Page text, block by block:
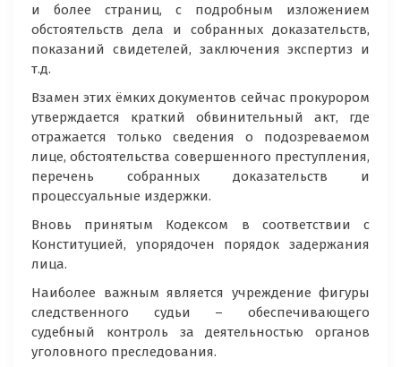
и более страниц, с подробным изложением
обстоятельств дела и собранных доказательств,
показаний свидетелей, заключения экспертиз и
т.д.
Взамен этих ёмких документов сейчас прокурором
утверждается краткий обвинительный акт, где
отражается только сведения о подозреваемом
лице, обстоятельства совершенного преступления,
перечень собранных доказательств и
процессуальные издержки.
Вновь принятым Кодексом в соответствии с
Конституцией, упорядочен порядок задержания
лица.
Наиболее важным является учреждение фигуры
следственного судьи – обеспечивающего
судебный контроль за деятельностью органов
уголовного преследования.